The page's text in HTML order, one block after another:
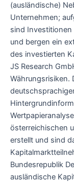
(ausländische)
Unternehmen;
sind
und bergen ein
des investierten
JS Research
Währungsrisiken.
österreichischen
erstellt und sind
Bundesrepublik
ausländische